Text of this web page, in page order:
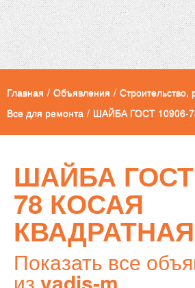
Главная / Объявления / Строительство,
Все для ремонта / ШАЙБА ГОСТ 10906-
ШАЙБА ГОСТ
78 КОСАЯ
КВАДРАТНАЯ
Показать все
из vadis-m